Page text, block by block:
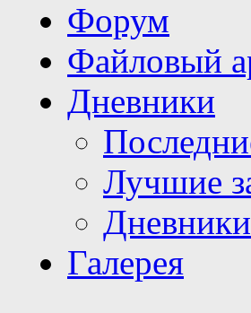
Форум
Файловый
Дневники
Лучшие
Дневники
Галерея